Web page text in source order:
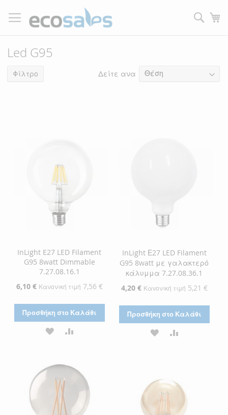
στο
περιεχόμενο
Led G95
είδη Δείτε ανα
InLight E27 LED Filament
G95 8watt Dimmable
7.27.08.16.1
Ειδική
6,10 € Κανονική τιμή 7,56 €
Προσθήκη στο Καλάθι
ΠΡΟΣΘΉΚΗ
ΛΊΣΤΑ
ΕΠΙΘΥΜΙΏΝ
ΣΎΓΚΡΙΣΗ
InLight Ε27 LED Filament
G95 8watt με γαλακτερό
κάλυμμα 7.27.08.36.1
Ειδική
4,20 € Κανονική τιμή 5,21 €
Προσθήκη στο Καλάθι
ΠΡΟΣΘΉΚΗ
ΕΠΙΘΥΜΙΏΝ
Φίλτρο